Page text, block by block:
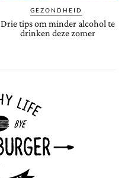
GEZONDHEID
Drie tips om minder alcohol te
drinken deze zomer